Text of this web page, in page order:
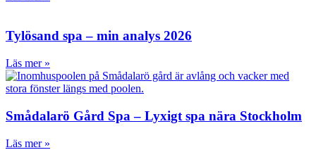
Tylösand spa – min analys 2026
Läs mer »
Smådalarö Gård Spa – Lyxigt spa nära Stockholm
Läs mer »